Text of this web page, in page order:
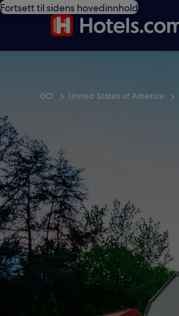
Fortsett til sidens hovedinnhold
GO United States of America